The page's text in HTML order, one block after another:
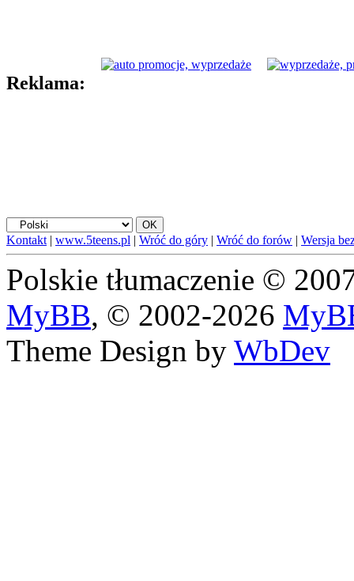
Reklama:
Kontakt | www.5teens.pl | Wróć do góry | Wróć do forów | Wersja
Polskie tłumaczenie ©
MyBB, © 2002-2026
Theme Design by WbDev